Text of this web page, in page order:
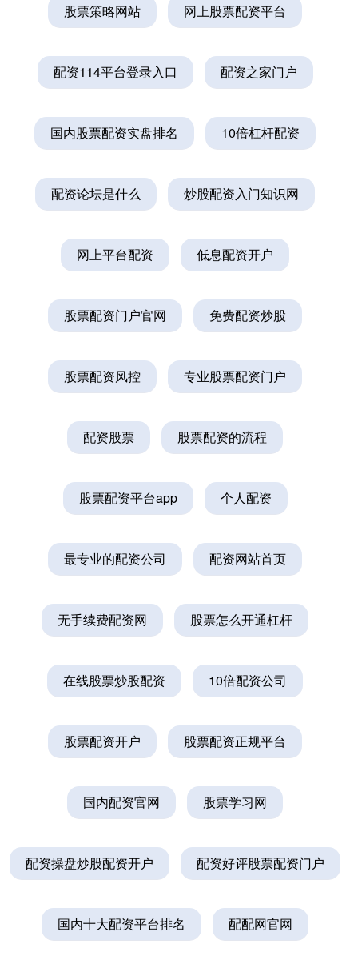
股票策略网站 网上股票配资平台
配资114平台登录入口 配资之家门户
国内股票配资实盘排名 10倍杠杆配资
配资论坛是什么 炒股配资入门知识网
网上平台配资 低息配资开户
股票配资门户官网 免费配资炒股
股票配资风控 专业股票配资门户
配资股票 股票配资的流程
股票配资平台app 个人配资
最专业的配资公司 配资网站首页
无手续费配资网 股票怎么开通杠杆
在线股票炒股配资 10倍配资公司
股票配资开户 股票配资正规平台
国内配资官网 股票学习网
配资操盘炒股配资开户 配资好评股票配资门户
国内十大配资平台排名 配配网官网